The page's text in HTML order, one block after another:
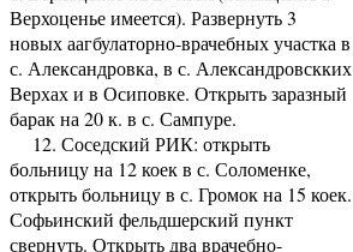
Верхоценье имеется). Развернуть 3
новых аагбулаторно-врачебных участка в
с. Александровка, в с. Александровскких
Верхах и в Осиповке. Открыть заразный
барак на 20 к. в с. Сампуре.
12. Соседский РИК: открыть
больницу на 12 коек в с. Соломенке,
открыть больницу в с. Громок на 15 коек.
Софьинский фельдшерский пункт
свернуть. Открыть два врачебно-